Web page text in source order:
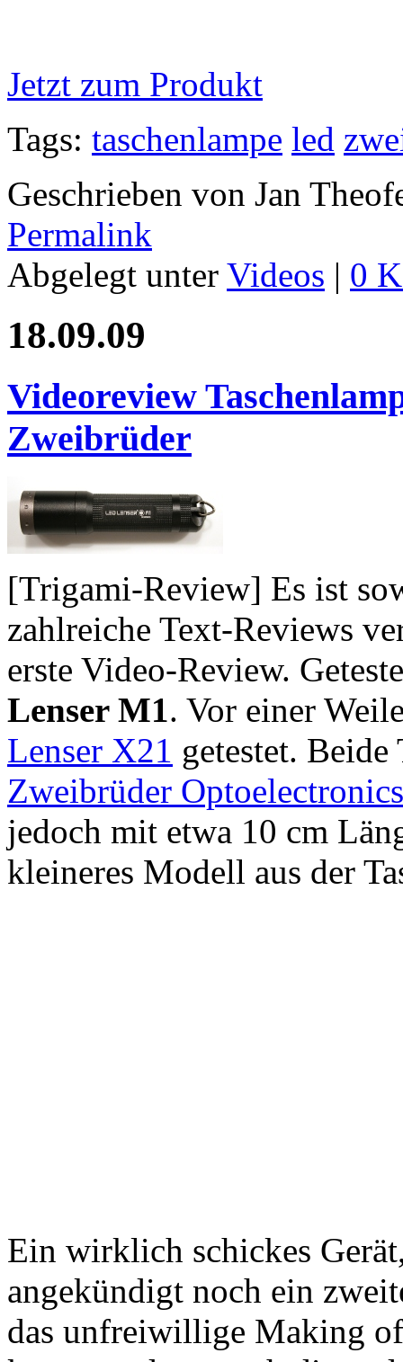
Jetzt zum Produkt
Tags: taschenlampe led
Geschrieben von Jan
Permalink
Abgelegt unter Videos | 0
18.09.09
Videoreview
Zweibrüder
[Trigami-Review] Es ist
zahlreiche Text-Reviews
erste Video-Review.
Lenser M1. Vor einer
Lenser X21 getestet. Beide
Zweibrüder Optoelectronics
jedoch mit etwa 10 cm
kleineres Modell aus der
Ein wirklich schickes
angekündigt noch ein
das unfreiwillige Making